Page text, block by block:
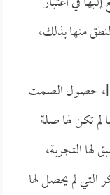
منها بذلك،
حصول الصمت
لم تكن لها صلة
التجربة،
لم يحصل لها